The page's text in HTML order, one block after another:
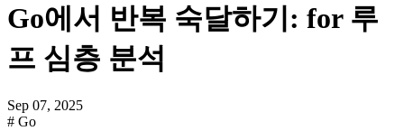
Go에서 반복 숙달하기: for 루
프 심층 분석
Sep 07, 2025
# Go